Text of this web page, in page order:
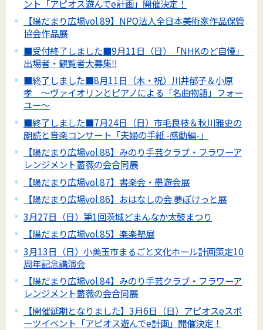
ント「アピオス遊んでe計画」開催決定！
【陽だまり広場vol.89】NPO法人全日本美術家作品保管
協会作品展
■受付終了しました■9月11日（日）「NHKのど自慢」
出場者・観覧者大募集‼
■終了しました■8月11日（木・祝）川井郁子＆小原
孝 ～ヴァイオリンとピアノによる「名曲物語」フォー
ユー～
■終了しました■7月24日（日）市毛良枝＆秋川雅史の
朗読と音楽コンサート「夫婦の手紙 -感動編-」
【陽だまり広場vol.88】みのり手芸クラブ・フラワーア
レンジメント薔薇の会合同展
【陽だまり広場vol.87】書楽会・墨遊会展
【陽だまり広場vol.86】おはなしの会 夢ぽけっと展
3月27日（日）第1回茨城どまんなか太鼓まつり
【陽だまり広場vol.85】楽楽塾展
3月13日（日）小美玉市まるごと文化ホール計画策定10
周年記念講演会
【陽だまり広場vol.84】みのり手芸クラブ・フラワーア
レンジメント薔薇の会合同展
【開催延期となりました】3月6日（日）アピオスeスポ
ーツイベント「アピオス遊んでe計画」開催決定！